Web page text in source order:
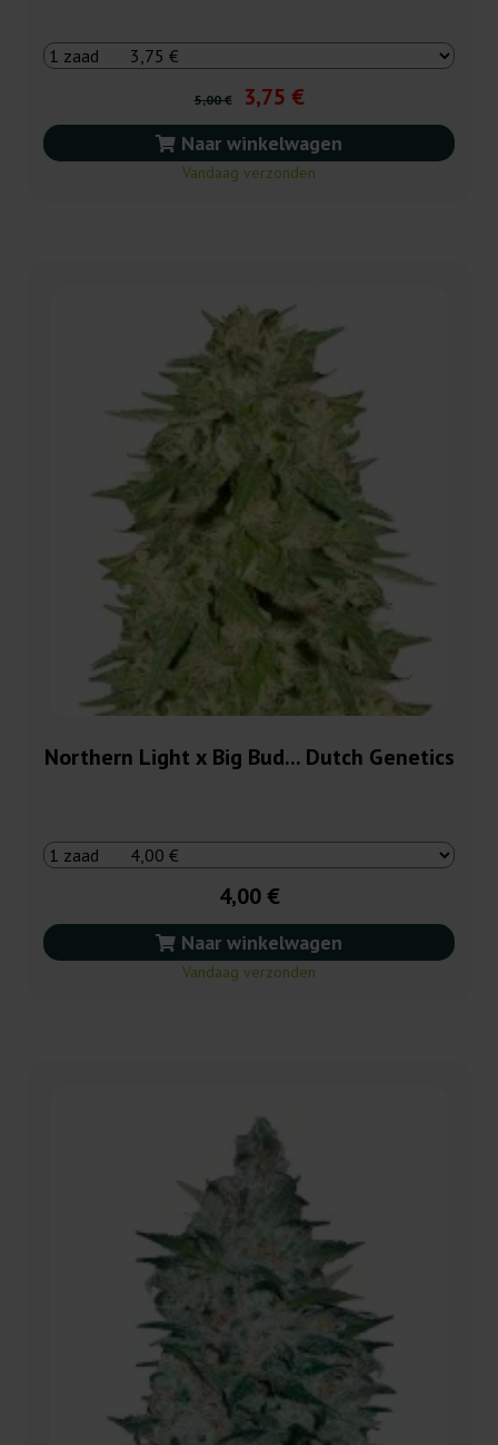
5,00 € 3,75 €
Naar winkelwagen
Vandaag verzonden
Northern Light x Big Bud... Dutch Genetics
4,00 €
Naar winkelwagen
Vandaag verzonden